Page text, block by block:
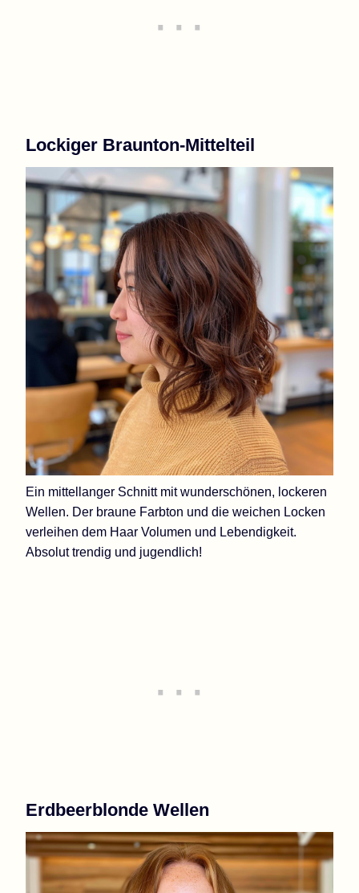
Lockiger Braunton-Mittelteil
Ein mittellanger Schnitt mit wunderschönen, lockeren
Wellen. Der braune Farbton und die weichen Locken
verleihen dem Haar Volumen und Lebendigkeit.
Absolut trendig und jugendlich!
Erdbeerblonde Wellen